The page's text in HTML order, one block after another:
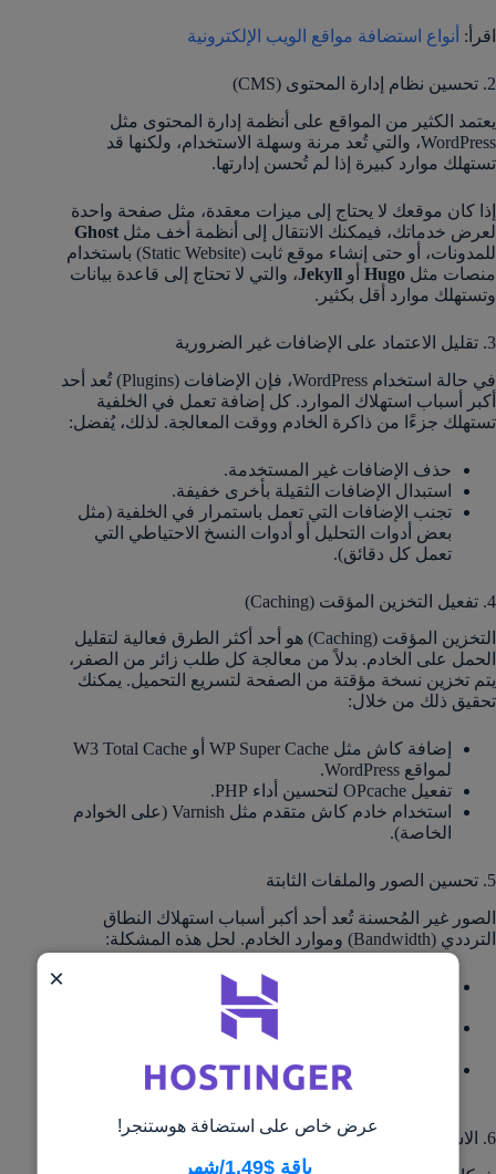
اقرأ: أنواع استضافة مواقع الويب الإلكترونية
2. تحسين نظام إدارة المحتوى (CMS)
يعتمد الكثير من المواقع على أنظمة إدارة المحتوى مثل
WordPress، والتي تُعد مرنة وسهلة الاستخدام، ولكنها قد
تستهلك موارد كبيرة إذا لم تُحسن إدارتها.
إذا كان موقعك لا يحتاج إلى ميزات معقدة، مثل صفحة واحدة
لعرض خدماتك، فيمكنك الانتقال إلى أنظمة أخف مثل Ghost
للمدونات، أو حتى إنشاء موقع ثابت (Static Website) باستخدام
منصات مثل Hugo أو Jekyll، والتي لا تحتاج إلى قاعدة بيانات
وتستهلك موارد أقل بكثير.
3. تقليل الاعتماد على الإضافات غير الضرورية
في حالة استخدام WordPress، فإن الإضافات (Plugins) تُعد أحد
أكبر أسباب استهلاك الموارد. كل إضافة تعمل في الخلفية
تستهلك جزءًا من ذاكرة الخادم ووقت المعالجة. لذلك، يُفضل:
حذف الإضافات غير المستخدمة.
استبدال الإضافات الثقيلة بأخرى خفيفة.
تجنب الإضافات التي تعمل باستمرار في الخلفية (مثل
بعض أدوات التحليل أو أدوات النسخ الاحتياطي التي
تعمل كل دقائق).
4. تفعيل التخزين المؤقت (Caching)
التخزين المؤقت (Caching) هو أحد أكثر الطرق فعالية لتقليل
الحمل على الخادم. بدلاً من معالجة كل طلب زائر من الصفر،
يتم تخزين نسخة مؤقتة من الصفحة لتسريع التحميل. يمكنك
تحقيق ذلك من خلال:
إضافة كاش مثل WP Super Cache أو W3 Total Cache
لمواقع WordPress.
تفعيل OPcache لتحسين أداء PHP.
استخدام خادم كاش متقدم مثل Varnish (على الخوادم
الخاصة).
5. تحسين الصور والملفات الثابتة
الصور غير المُحسنة تُعد أحد أكبر أسباب استهلاك النطاق
الترددي (Bandwidth) وموارد الخادم. لحل هذه المشكلة:
استخدم أدوات ضغط الصور مثل
WebP
، التي توفر حجمًا أصغر
التحميل الكسول (Lazy Load)
بحيث لا يتم تحميل
الصور إلا عند ظهورها على الشاشة
6. الاستفادة من شبكات توصيل المحتوى (CDN)
×
عرض خاص على استضافة هوستنجر!
باقة $1.49/شهر